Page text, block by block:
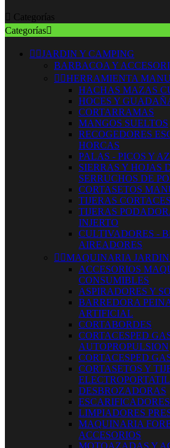
 Categorías
Categorías
 JARDIN Y CAMPING
BARBACOA Y
 HERRAMIENTA
HACHAS MAZAS
HOCES Y
CORTARRAMAS
MANGOS SUELTOS
RECOGEDORES
HORCAS
PALAS - PICOS Y
SIERRAS Y HOJAS
SERRUCHOS DE
CORTASETOS
TIJERAS
TIJERAS
INJERTO
CULTIVADORES -
AIREADORES
 MAQUINARIA
ACCESORIOS
CONSUMIBLES
ASPIRADORES Y
BARREDORA
ARTIFICIAL
CORTABORDES
CORTACESPED
AUTOPROPULSION
CORTACESPED
CORTASETOS Y
DESBROZADORAS
ESCARIFICADORES
LIMPIADORES
MAQUINARIA
ACCESORIOS
MOTOAZADAS Y